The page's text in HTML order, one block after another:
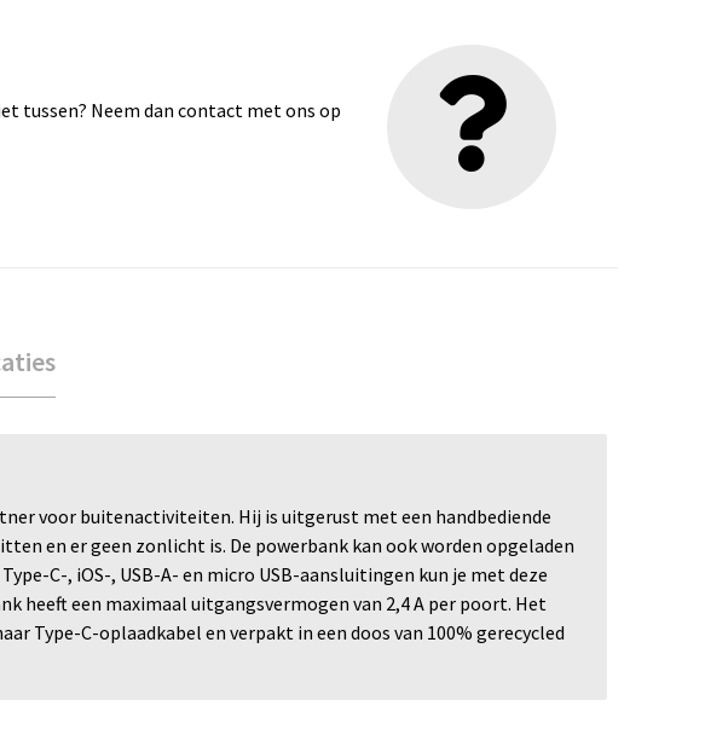
tussen? Neem dan contact met ons op
voor buitenactiviteiten. Hij is uitgerust met een handbediende
en er geen zonlicht is. De powerbank kan ook worden opgeladen
C-, iOS-, USB-A- en micro USB-aansluitingen kun je met deze
heeft een maximaal uitgangsvermogen van 2,4 A per poort. Het
Type-C-oplaadkabel en verpakt in een doos van 100% gerecycled